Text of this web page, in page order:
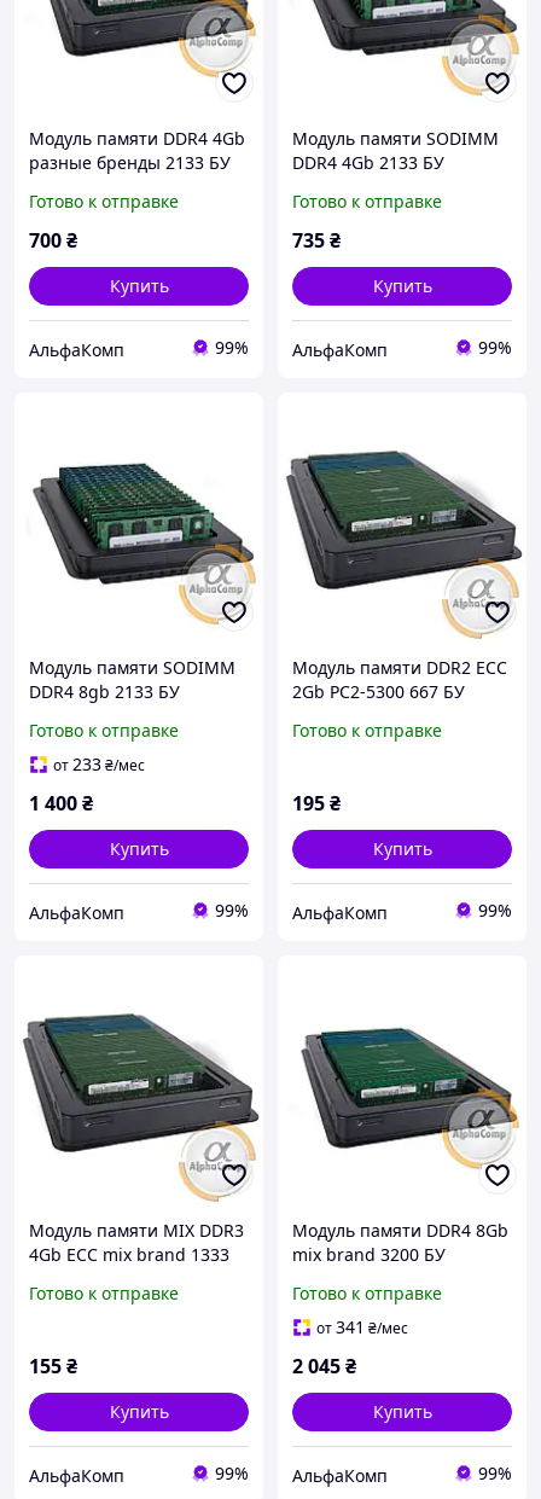
Модуль памяти DDR4 4Gb
разные бренды 2133 БУ
Готово к отправке
700₴
Купить
АльфаКомп 99%
Модуль памяти SODIMM
DDR4 4Gb 2133 БУ
Готово к отправке
735₴
Купить
АльфаКомп 99%
Модуль памяти SODIMM
DDR4 8gb 2133 БУ
Готово к отправке
от233₴/мес
1 400₴
Купить
АльфаКомп 99%
Модуль памяти DDR2 ECC
2Gb PC2-5300 667 БУ
Готово к отправке
195₴
Купить
АльфаКомп 99%
Модуль памяти MIX DDR3
4Gb ECC mix brand 1333
Готово к отправке
155₴
Купить
АльфаКомп 99%
Модуль памяти DDR4 8Gb
mix brand 3200 БУ
Готово к отправке
от341 ₴/мес
2 045₴
Купить
АльфаКомп 99%